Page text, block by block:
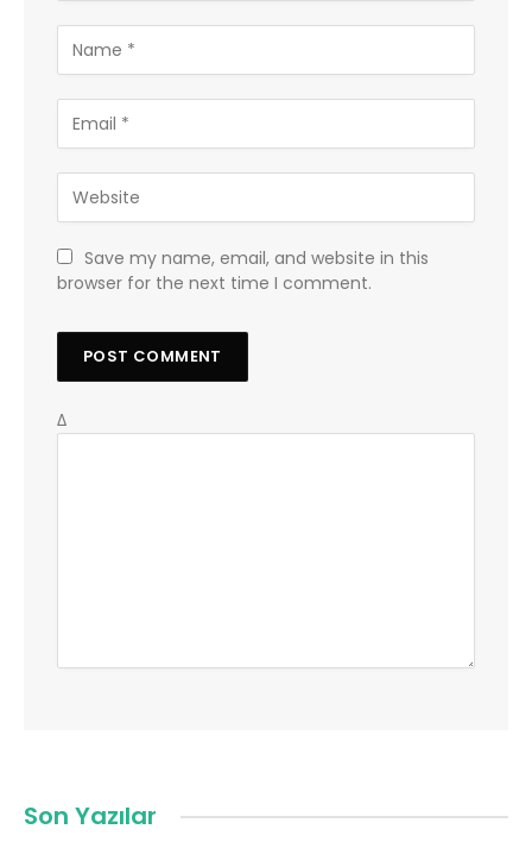
Save my name, email, and website in this
browser for the next time I comment.
Δ
Son Yazılar